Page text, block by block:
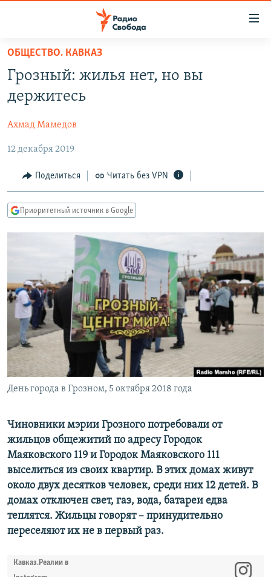
упрощенного
доступа
основному
Вернутся
главной
навигации
Вернутся
ПОДКАСТЫ
АВТОРСКИЕ ПРОЕКТЫ
ЦИТАТЫ СВОБОДЫ
МНЕНИЯ
КУЛЬТУРА
IDEL.РЕАЛИИ
КАВКАЗ.РЕАЛИИ
СЕВЕР.РЕАЛИИ
СИБИРЬ.РЕАЛИИ
РАСПИСАНИЕ ВЕЩАНИЯ
ПОДПИШИТЕСЬ НА РАССЫЛКУ
СОЦИАЛЬНЫЕ СЕТИ
Все сайты РСЕ/РС
ОБЩЕСТВО. КАВКАЗ
Грозный: жилья нет, но вы
держитесь
Ахмад Мамедов
12 декабря 2019
Поделиться Читать без VPN
Приоритетный источник в Google
День города в Грозном, 5 октября 2018 года
Чиновники мэрии Грозного потребовали от
жильцов общежитий по адресу Городок
Маяковского 119 и Городок Маяковского 111
выселиться из своих квартир. В этих домах живут
около двух десятков человек, среди них 12 детей. В
домах отключен свет, газ, вода, батареи едва
теплятся. Жильцы говорят – принудительно
переселяют их не в первый раз.
Кавказ.Реалии в